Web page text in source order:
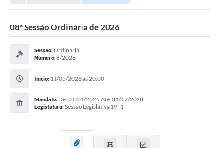
08ª Sessão Ordinária de 2026
Sessão:Ordinária
Número:8/2026
Início: 11/05/2026 às 20:00
Mandato: De: 01/01/2025 Até: 31/12/2028
Legistatura:Sessão Legislativa 19 -1